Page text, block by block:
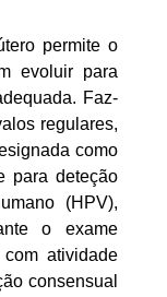
permite o
evoluir para
Faz-
regulares,
como
para deteção
(HPV),
o exame
atividade
consensual